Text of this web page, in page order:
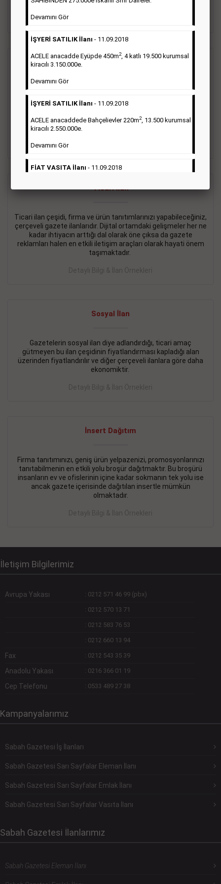
Detaylı Bilgi & İlan Örnekleri
Vasıta İlanı
Sarı sayfa ilanlar alım- satım, duyuru, mini reklam şeklinde
ifade edilebilen ilanlardır. Gazetelerin tirajını önemli ölçüde
etkilerler ve gazete gelirlerinin de önemli bir bölümünü
oluştururlar.Sabah sarı sayfa eleman ilanlarında 6 kelime
sayısı şartı aranmamaktadır.
Detaylı Bilgi & İlan Örnekleri
Ticari İlan
Ticari ilan çeşidi, firma ve ürün tanıtımlarınızı yapabileceğiniz,
çerçeveli gazete ilanlarıdır. Dijital ortamdaki gelişmeler her ne
kadar ihtiyacın arttığı dal olarak öne çıksa da gazete
reklamları halen en etkili iletişim araçları olarak hayati önem
taşımaktadır.
Detaylı Bilgi & İlan Örnekleri
Sosyal İlan
Gazetelerin sosyal ilan diye adlandırdığı, ticari amaç
gütmeyen bu ilan çeşidinin fiyatlandırması kapladığı alan
üzerinden fiyatlandırılır ve diğer çerçeveli ilanlara göre daha
ekonomiktir.
Detaylı Bilgi & İlan Örnekleri
İnsert Dağıtım
Firma tanıtımınızı, geniş ürün yelpazenizi, promosyonlarınızı
tanıtabilmenin en etkili yolu broşür dağıtmaktır. Bu broşürü
insanların ev ve ofislerinin içine kadar sokmanın tek yolu ise
ancak gazete içerisinde dağıtılan insertle mümkün
olmaktadır.
Detaylı Bilgi & İlan Örnekleri
İletişim Bilgilerimiz
Avrupa Yakası : 0212 571 46 99 (pbx)
: 0212 570 13 71
: 0212 583 76 53
: 0212 660 13 94
Fax : 0212 543 35 39
Anadolu Yakası : 0216 366 01 19
Cep Telefonu : 0533 489 27 38
Kampanyalarımız
Sabah Gazetesi İş İlanları
Sabah Gazetesi Sarı Sayfalar Eleman İlanı
Sabah Gazetesi Sarı Sayfalar Emlak İlanı
Sabah Gazetesi Sarı Sayfalar Vasıta İlanı
Sabah Gazetesi İlanlarımız
Sabah Gazetesi Eleman İlanı
Devamını Gör
İŞYERİ SATILIK İlanı - 11.09.2018
ACELE anacadde Eyüpde 450m2, 4 katlı 19.500 kurumsal
kiracılı 3.150.000e.
Devamını Gör
İŞYERİ SATILIK İlanı - 11.09.2018
ACELE anacaddede Bahçelievler 220m2, 13.500 kurumsal
kiracılı 2.550.000e.
Devamını Gör
FİAT VASITA İlanı - 11.09.2018
2.800.000e kurumsal mağaza.
BAKIRKÖY SATILIK İlanı- 11.09.2018
KARTALTEPEde kelepir 2+ 1 satılık daire
İŞYERİ KİRALIK İlanı - 11.09.2018
BEYLİKDÜZÜ Kavaklıda 4 katlı bina
DEVREMÜLK KİRALIK İlanı- 11.09.2018
SİNYE Tekstile Şoförlüğü olan 35 yaşını aşmamış, Depo
elemanı alınacaktır. Osmanbey, Şişli
Devamını Gör